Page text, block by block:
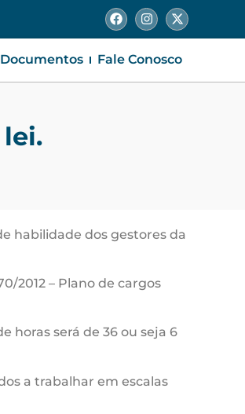
Documentos Fale Conosco
habilidade dos gestores da
2012 – Plano de cargos
horas será de 36 ou seja 6
a trabalhar em escalas